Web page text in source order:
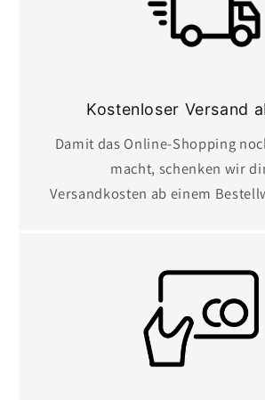
Kostenloser Versand
Damit das Online-Shopping
macht, schenken wir
Versandkosten ab einem